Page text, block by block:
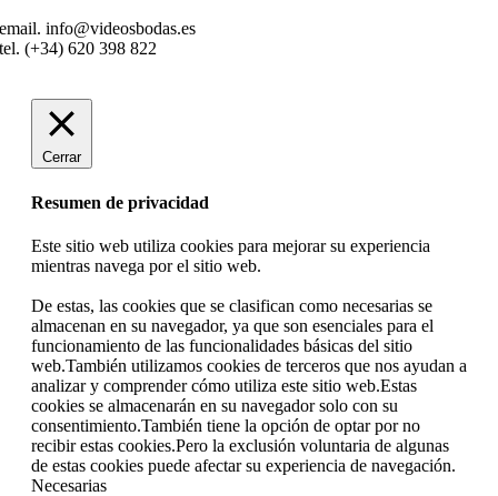
email. info@videosbodas.es
tel. (+34) 620 398 822
Cerrar
Resumen de privacidad
Este sitio web utiliza cookies para mejorar su experiencia
mientras navega por el sitio web.
De estas, las cookies que se clasifican como necesarias se
almacenan en su navegador, ya que son esenciales para el
funcionamiento de las funcionalidades básicas del sitio
web.También utilizamos cookies de terceros que nos ayudan a
analizar y comprender cómo utiliza este sitio web.Estas
cookies se almacenarán en su navegador solo con su
consentimiento.También tiene la opción de optar por no
recibir estas cookies.Pero la exclusión voluntaria de algunas
de estas cookies puede afectar su experiencia de navegación.
Necesarias